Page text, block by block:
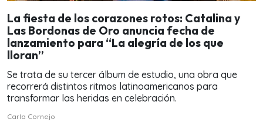
La fiesta de los corazones rotos: Catalina y
Las Bordonas de Oro anuncia fecha de
lanzamiento para “La alegría de los que
lloran”
Se trata de su tercer álbum de estudio, una obra que
recorrerá distintos ritmos latinoamericanos para
transformar las heridas en celebración.
Carla Cornejo